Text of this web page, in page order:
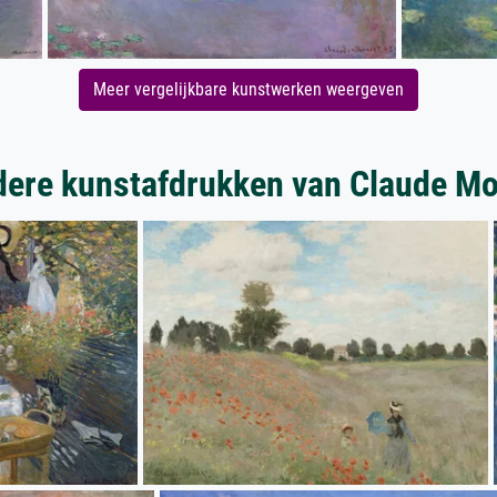
Meer vergelijkbare kunstwerken weergeven
kunstafdrukken van Claude